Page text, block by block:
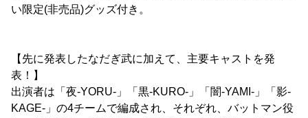
い限定(非売品)グッズ付き。
【先に発表したなだぎ武に加えて、主要キャストを発
表！】
出演者は「夜-YORU-」「黒-KURO-」「闇-YAMI-」「影-
KAGE-」の4チームで編成され、それぞれ、バットマン役